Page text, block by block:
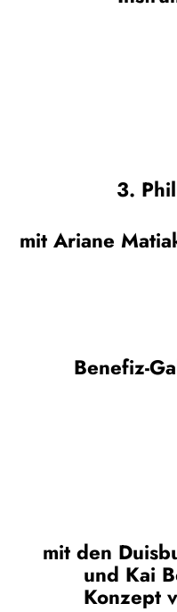
3.
mit Ariane
Benefiz-
mit den
und Kai
Konzept